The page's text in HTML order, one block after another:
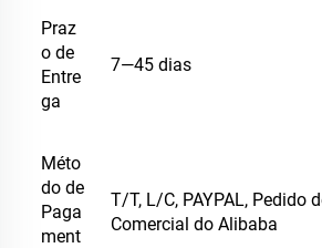
Praz
o de
Entre
ga
7—45 dias
Méto
do de
Paga
ment
T/T, L/C, PAYPAL, Pedido
Comercial do Alibaba